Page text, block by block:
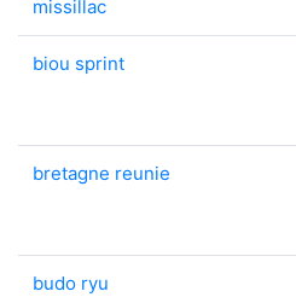
missillac
biou sprint
bretagne reunie
budo ryu